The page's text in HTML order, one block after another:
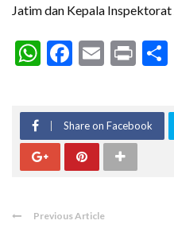
Jatim dan Kepala Inspektorat
WhatsApp
Facebook
Email
Share on Facebook
Previous Article